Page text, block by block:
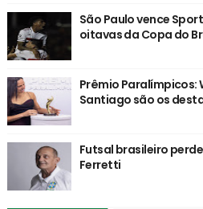
São Paulo vence
oitavas da Copa do
Prêmio Paralímpicos:
Santiago são os
Futsal brasileiro
Ferretti